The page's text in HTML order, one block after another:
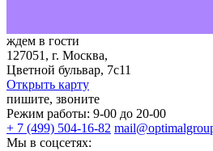
ждем в гости
127051, г. Москва,
Цветной бульвар, 7с11
Открыть карту
пишите, звоните
Режим работы: 9-00 до 20-00
+ 7 (499) 504-16-82
Мы в соцсетях: